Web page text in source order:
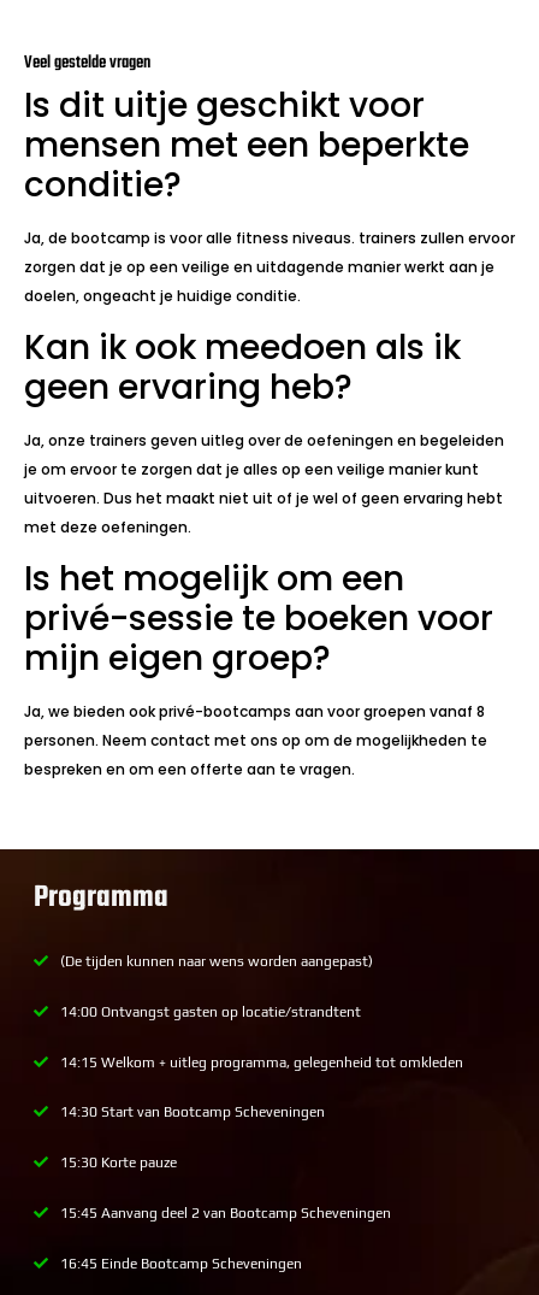
Veel gestelde vragen
Is dit uitje geschikt voor
mensen met een beperkte
conditie?
Ja, de bootcamp is voor alle fitness niveaus. trainers zullen ervoor
zorgen dat je op een veilige en uitdagende manier werkt aan je
doelen, ongeacht je huidige conditie.
Kan ik ook meedoen als ik
geen ervaring heb?
Ja, onze trainers geven uitleg over de oefeningen en begeleiden
je om ervoor te zorgen dat je alles op een veilige manier kunt
uitvoeren. Dus het maakt niet uit of je wel of geen ervaring hebt
met deze oefeningen.
Is het mogelijk om een
privé-sessie te boeken voor
mijn eigen groep?
Ja, we bieden ook privé-bootcamps aan voor groepen vanaf 8
personen. Neem contact met ons op om de mogelijkheden te
bespreken en om een offerte aan te vragen.
Programma
(De tijden kunnen naar wens worden aangepast)
14:00 Ontvangst gasten op locatie/strandtent
14:15 Welkom + uitleg programma, gelegenheid tot omkleden
14:30 Start van Bootcamp Scheveningen
15:30 Korte pauze
15:45 Aanvang deel 2 van Bootcamp Scheveningen
16:45 Einde Bootcamp Scheveningen